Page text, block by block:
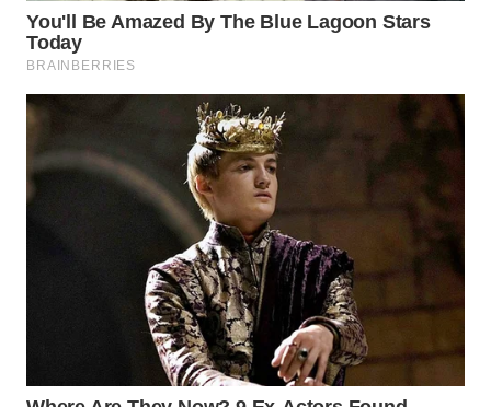
MASYARAKAT
KELISTRIKAN
WALINKI